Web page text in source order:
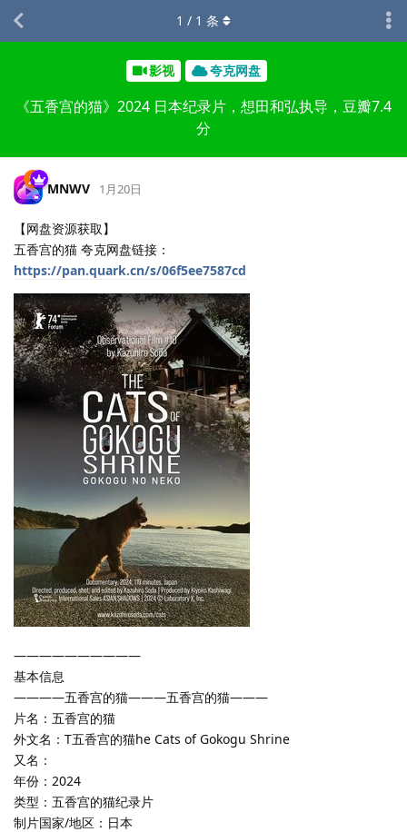
影视 夸克网盘
《五香宫的猫》2024 日本纪录片，想田和弘执导，豆瓣7.4
分
1 / 1 条
MNWV 1月20日
【网盘资源获取】
五香宫的猫 夸克网盘链接：
https://pan.quark.cn/s/06f5ee7587cd
——————————
基本信息
————五香宫的猫———五香宫的猫———
片名：五香宫的猫
外文名：T五香宫的猫he Cats of Gokogu Shrine
又名：
年份：2024
类型：五香宫的猫纪录片
制片国家/地区：日本